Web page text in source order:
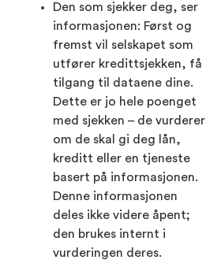
Den som sjekker deg, ser
informasjonen: Først og
fremst vil selskapet som
utfører kredittsjekken, få
tilgang til dataene dine.
Dette er jo hele poenget
med sjekken – de vurderer
om de skal gi deg lån,
kreditt eller en tjeneste
basert på informasjonen.
Denne informasjonen
deles ikke videre åpent;
den brukes internt i
vurderingen deres.